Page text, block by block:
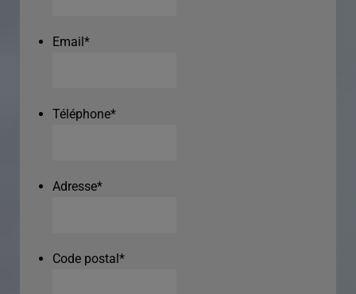
Email*
Téléphone*
Adresse*
Code postal*